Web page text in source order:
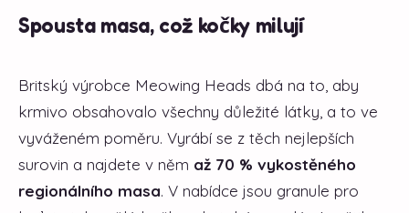
Spousta masa, což kočky milují
Britský výrobce Meowing Heads dbá na to, aby
krmivo obsahovalo všechny důležité látky, a to ve
vyváženém poměru. Vyrábí se z těch nejlepších
surovin a najdete v něm až 70 % vykostěného
regionálního masa. V nabídce jsou granule pro